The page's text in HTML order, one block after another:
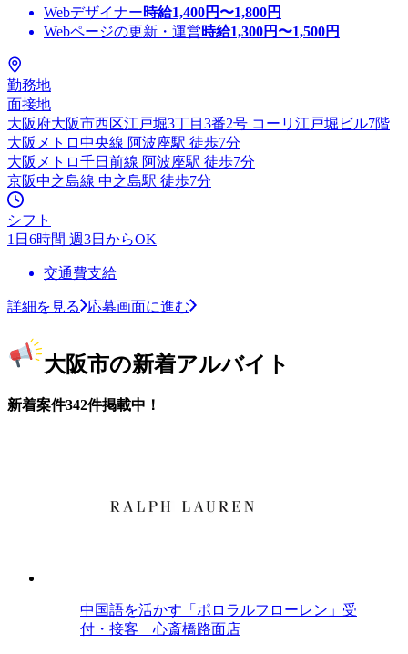
Webデザイナー時給1,400円〜1,800円
Webページの更新・運営時給1,300円〜1,500円
勤務地
面接地
大阪府大阪市西区江戸堀3丁目3番2号 コーリ江戸堀ビル7階
大阪メトロ中央線 阿波座駅 徒歩7分
大阪メトロ千日前線 阿波座駅 徒歩7分
京阪中之島線 中之島駅 徒歩7分
シフト
1日6時間 週3日からOK
交通費支給
詳細を見る 応募画面に進む
大阪市の新着アルバイト
新着案件342件掲載中！
中国語を活かす「ポロラルフローレン」受
付・接客 心斎橋路面店